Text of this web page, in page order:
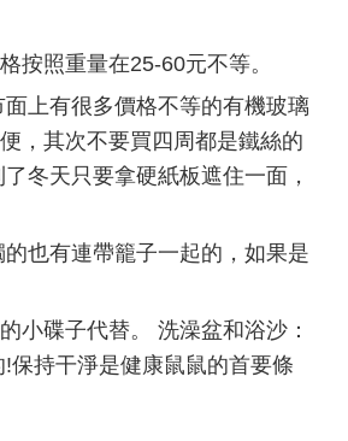
按照重量在25-60元不等。
上有很多價格不等的有機玻璃
，其次不要買四周都是鐵絲的
冬天只要拿硬紙板遮住一面，
也有連帶籠子一起的，如果是
小碟子代替。 洗澡盆和浴沙：
保持干淨是健康鼠鼠的首要條